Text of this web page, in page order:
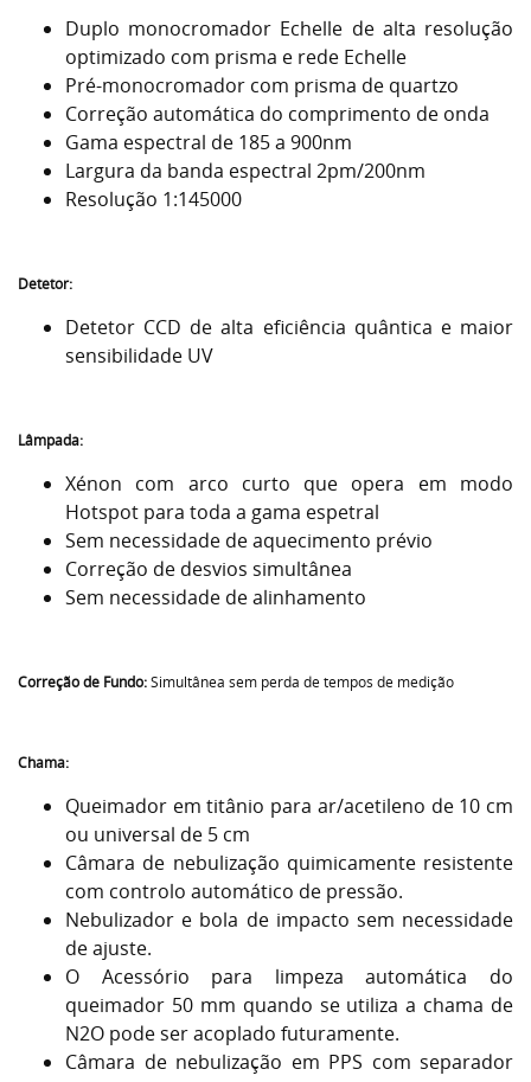
Duplo monocromador Echelle de alta resolução
optimizado com prisma e rede Echelle
Pré-monocromador com prisma de quartzo
Correção automática do comprimento de onda
Gama espectral de 185 a 900nm
Largura da banda espectral 2pm/200nm
Resolução 1:145000
Detetor:
Detetor CCD de alta eficiência quântica e maior
sensibilidade UV
Lâmpada:
Xénon com arco curto que opera em modo
Hotspot para toda a gama espetral
Sem necessidade de aquecimento prévio
Correção de desvios simultânea
Sem necessidade de alinhamento
Correção de Fundo:Simultânea sem perda de tempos de medição
Chama:
Queimador em titânio para ar/acetileno de 10 cm
ou universal de 5 cm
Câmara de nebulização quimicamente resistente
com controlo automático de pressão.
Nebulizador e bola de impacto sem necessidade
de ajuste.
O Acessório para limpeza automática do
queimador 50 mm quando se utiliza a chama de
N2O pode ser acoplado futuramente.
Câmara de nebulização em PPS com separador